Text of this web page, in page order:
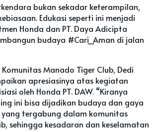
bukan sekadar keterampilan,
Edukasi seperti ini menjadi
Honda dan PT. Daya Adicipta
budaya #Cari_Aman di jalan
Manado Tiger Club, Dedi
apresiasinya atas kegiatan
oleh Honda PT. DAW. “Kiranya
ini bisa dijadikan budaya dan gaya
tergabung dalam komunitas
sehingga kesadaran dan keselamatan